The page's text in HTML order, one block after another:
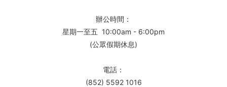
辦公時間：
星期一至五 10:00am - 6:00pm
(公眾假期休息)
電話：
(852) 5592 1016